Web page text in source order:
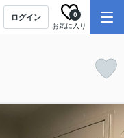
ログイン
お気に入り
0